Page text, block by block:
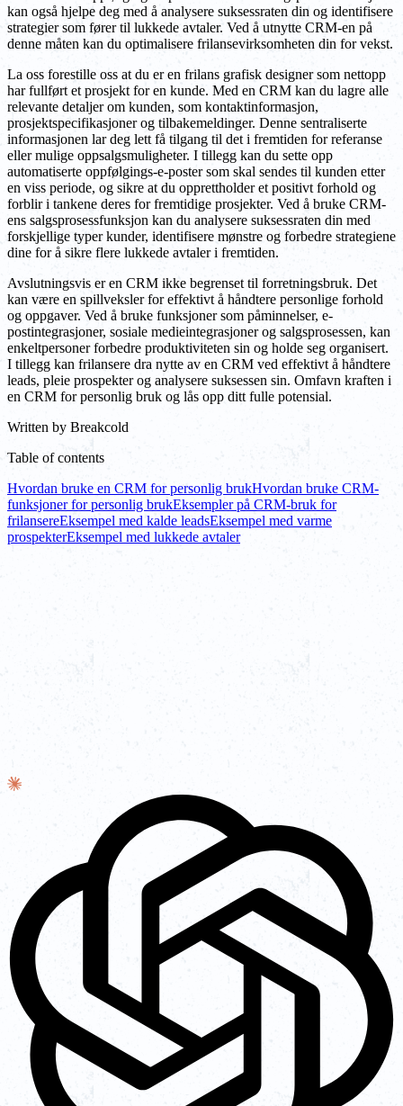
kan også hjelpe deg med å analysere suksessraten din og identifisere
strategier som fører til lukkede avtaler. Ved å utnytte CRM-en på
denne måten kan du optimalisere frilansevirksomheten din for vekst.
La oss forestille oss at du er en frilans grafisk designer som nettopp
har fullført et prosjekt for en kunde. Med en CRM kan du lagre alle
relevante detaljer om kunden, som kontaktinformasjon,
prosjektspecifikasjoner og tilbakemeldinger. Denne sentraliserte
informasjonen lar deg lett få tilgang til det i fremtiden for referanse
eller mulige oppsalgsmuligheter. I tillegg kan du sette opp
automatiserte oppfølgings-e-poster som skal sendes til kunden etter
en viss periode, og sikre at du opprettholder et positivt forhold og
forblir i tankene deres for fremtidige prosjekter. Ved å bruke CRM-
ens salgsprosessfunksjon kan du analysere suksessraten din med
forskjellige typer kunder, identifisere mønstre og forbedre strategiene
dine for å sikre flere lukkede avtaler i fremtiden.
Avslutningsvis er en CRM ikke begrenset til forretningsbruk. Det
kan være en spillveksler for effektivt å håndtere personlige forhold
og oppgaver. Ved å bruke funksjoner som påminnelser, e-
postintegrasjoner, sosiale medieintegrasjoner og salgsprosessen, kan
enkeltpersoner forbedre produktiviteten sin og holde seg organisert.
I tillegg kan frilansere dra nytte av en CRM ved effektivt å håndtere
leads, pleie prospekter og analysere suksessen sin. Omfavn kraften i
en CRM for personlig bruk og lås opp ditt fulle potensial.
Written by Breakcold
Table of contents
Hvordan bruke en CRM for personlig brukHvordan bruke CRM-
funksjoner for personlig brukEksempler på CRM-bruk for
frilansereEksempel med kalde leadsEksempel med varme
prospekterEksempel med lukkede avtaler